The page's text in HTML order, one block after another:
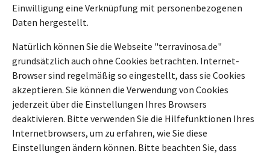
Einwilligung eine Verknüpfung mit personenbezogenen
Daten hergestellt.
Natürlich können Sie die Webseite "terravinosa.de"
grundsätzlich auch ohne Cookies betrachten. Internet-
Browser sind regelmäßig so eingestellt, dass sie Cookies
akzeptieren. Sie können die Verwendung von Cookies
jederzeit über die Einstellungen Ihres Browsers
deaktivieren. Bitte verwenden Sie die Hilfefunktionen Ihres
Internetbrowsers, um zu erfahren, wie Sie diese
Einstellungen ändern können. Bitte beachten Sie, dass